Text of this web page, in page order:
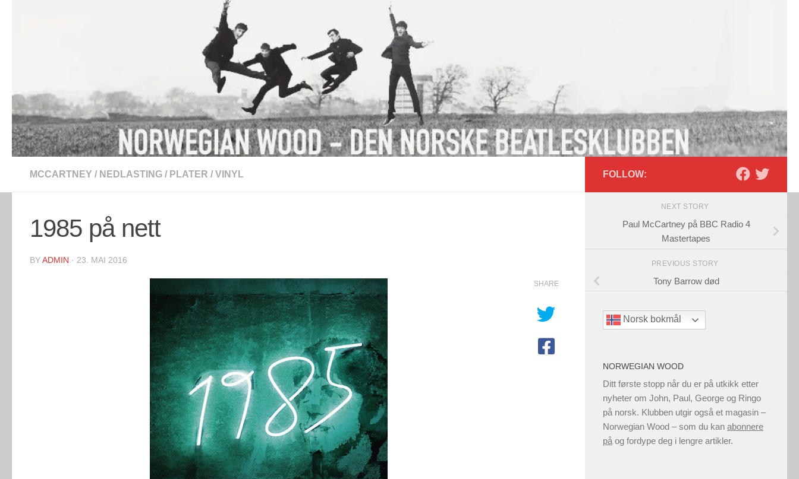
MCCARTNEY / NEDLASTING / PLATER / VINYL
1985 på nett
BYADMIN · 23. MAI 2016
SHARE
FOLLOW:
NEXT STORY
Paul McCartney på BBC Radio 4
Mastertapes
PREVIOUS STORY
Tony Barrow død
Norsk bokmål
NORWEGIAN WOOD
Ditt første stopp når du er på utkikk etter
nyheter om John, Paul, George og Ringo
på norsk. Klubben utgir også et magasin –
Norwegian Wood – som du kan abonnere
på og fordype deg i lengre artikler.